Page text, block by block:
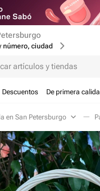
número, ciudad
artículos y tiendas
Descuentos De primera
en San Petersburgo